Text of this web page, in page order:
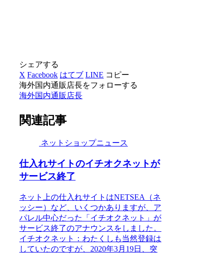
シェアする
X Facebook はてブ LINE コピー
海外国内通販店長をフォローする
海外国内通販店長
関連記事
ネットショップニュース
仕入れサイトのイチオクネットが
サービス終了
ネット上の仕入れサイトはNETSEA（ネ
ッシー）など、いくつかありますが、ア
パレル中心だった「イチオクネット」が
サービス終了のアナウンスをしました。
イチオクネット：わたくしも当然登録は
していたのですが、2020年3月19日、突